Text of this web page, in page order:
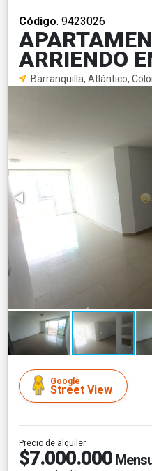
Código. 9423026
ARRIENDO
Barranquilla, Atlántico,
Google
Street View
Precio de alquiler
$7.000.000